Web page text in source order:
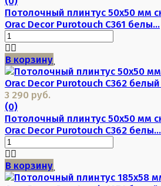
Потолочный плинтус 50х50 мм
Orac Decor Purotouch C361 белы...
В корзину
3 290 руб.
(0)
Потолочный плинтус 50х50 мм
Orac Decor Purotouch C362 белы...
В корзину